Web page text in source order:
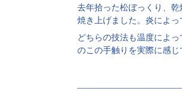
去年拾った松ぼっくり、
焼き上げました。炎によ
どちらの技法も温度によ
のこの手触りを実際に感